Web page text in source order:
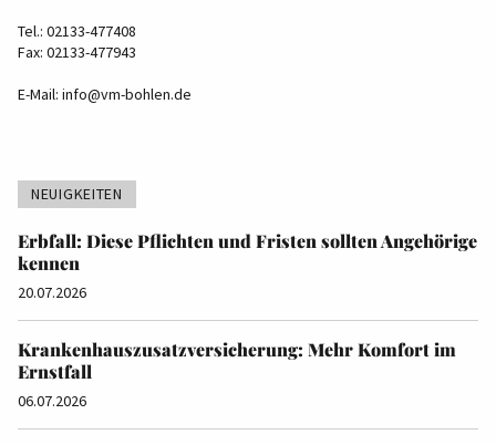
Tel.: 02133-477408
Fax: 02133-477943
E-Mail: info@vm-bohlen.de
NEUIGKEITEN
Erbfall: Diese Pflichten und Fristen sollten Angehörige
kennen
20.07.2026
Krankenhauszusatzversicherung: Mehr Komfort im
Ernstfall
06.07.2026